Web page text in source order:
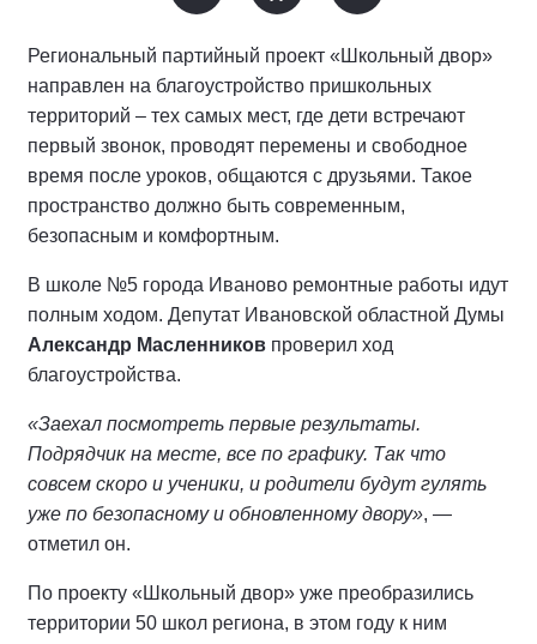
Региональный партийный проект «Школьный двор»
направлен на благоустройство пришкольных
территорий – тех самых мест, где дети встречают
первый звонок, проводят перемены и свободное
время после уроков, общаются с друзьями. Такое
пространство должно быть современным,
безопасным и комфортным.
В школе №5 города Иваново ремонтные работы идут
полным ходом. Депутат Ивановской областной Думы
Александр Масленников проверил ход
благоустройства.
«Заехал посмотреть первые результаты.
Подрядчик на месте, все по графику. Так что
совсем скоро и ученики, и родители будут гулять
уже по безопасному и обновленному двору», —
отметил он.
По проекту «Школьный двор» уже преобразились
территории 50 школ региона, в этом году к ним